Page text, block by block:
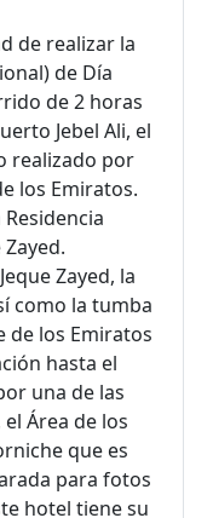
de realizar la
de Día
de 2 horas
Jebel Ali, el
realizado por
los Emiratos.
Zayed, la
como la tumba
de los Emiratos
hasta el
una de las
Área de los
que es
para fotos
hotel tiene su